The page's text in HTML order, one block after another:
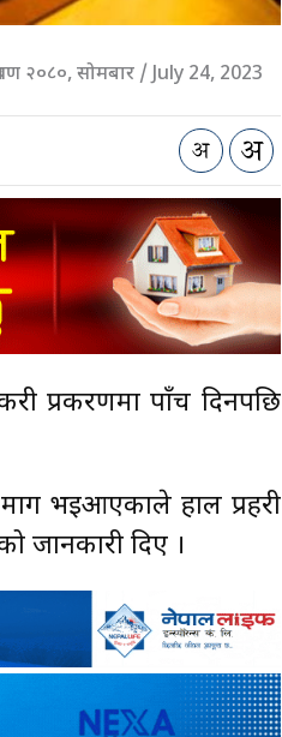
२०८०, सोमबार / July 24, 2023
प्रकरणमा पाँच दिनपछि
माग भइआएकाले हाल प्रहरी
जानकारी दिए ।